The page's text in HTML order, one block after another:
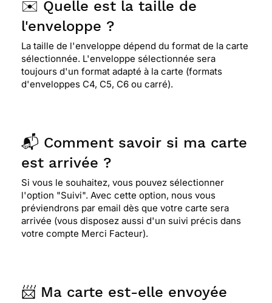
✉️ Quelle est la taille de
l'enveloppe ?
La taille de l'enveloppe dépend du format de la carte
sélectionnée. L'enveloppe sélectionnée sera
toujours d'un format adapté à la carte (formats
d'enveloppes C4, C5, C6 ou carré).
📬 Comment savoir si ma carte
est arrivée ?
Si vous le souhaitez, vous pouvez sélectionner
l'option "Suivi". Avec cette option, nous vous
préviendrons par email dès que votre carte sera
arrivée (vous disposez aussi d'un suivi précis dans
votre compte Merci Facteur).
📨 Ma carte est-elle envoyée